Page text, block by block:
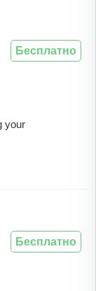
your
Бесплатно
Бесплатно